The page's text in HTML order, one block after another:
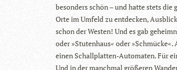
beson­ders schön – und hatte stets die
Orte im Umfeld zu ent­de­cken,
schon der Wes­ten! Und es gab
oder »Stu­ten­haus« oder
einen Schall­plat­ten-Auto­ma­ten. Für
Und in der manch­mal grö­ße­ren